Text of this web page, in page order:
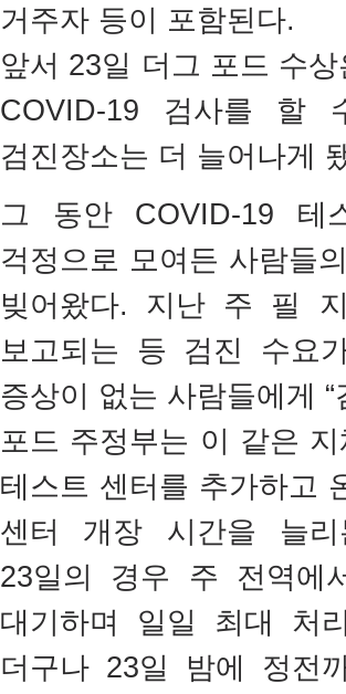
거주자 등이 포함된다.
앞서 23일 더그 포드 수
COVID-19 검사를 할
검진장소는 더 늘어나게
그 동안 COVID-19 테
걱정으로 모여든 사람들
빚어왔다. 지난 주 필
보고되는 등 검진 수요
증상이 없는 사람들에게 “
포드 주정부는 이 같은
테스트 센터를 추가하고
센터 개장 시간을 늘
23일의 경우 주 전역에
대기하며 일일 최대 처
더구나 23일 밤에 정전